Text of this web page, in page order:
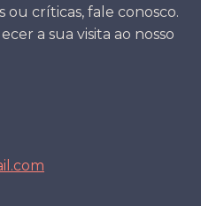
ou críticas, fale conosco.
a sua visita ao nosso